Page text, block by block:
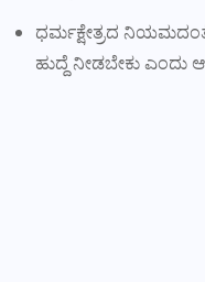
ಧರ್ಮಕ್ಷೇತ್ರದ
ಹುದ್ದೆ ನೀಡಬೇಕು ಎಂದು